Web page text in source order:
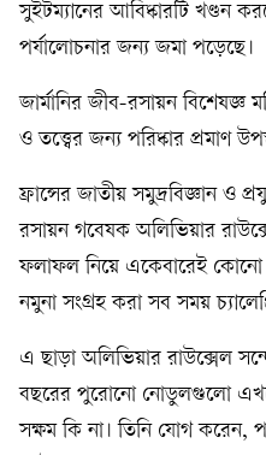
সুইটম্যানের আবিষ্কারটি খণ্ডন
পর্যালোচনার জন্য জমা পড়েছে।
জার্মানির জীব-রসায়ন বিশেষজ্ঞ
ও তত্ত্বের জন্য পরিষ্কার প্রমাণ
ফ্রান্সের জাতীয় সমুদ্রবিজ্ঞান ও
রসায়ন গবেষক অলিভিয়ার
ফলাফল নিয়ে একেবারেই
নমুনা সংগ্রহ করা সব সময়
এ ছাড়া অলিভিয়ার রাউক্সেল
বছরের পুরোনো নোডুলগুলো
সক্ষম কি না। তিনি যোগ করেন,